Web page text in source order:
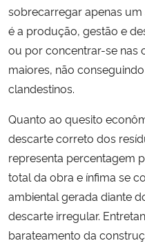
sobrecarregar apenas
é a produção, gestão e
ou por concentrar-se nas
maiores, não
clandestinos.
Quanto ao quesito
descarte correto dos
representa percentagem
total da obra e ínfima se
ambiental gerada diante
descarte irregular.
barateamento da